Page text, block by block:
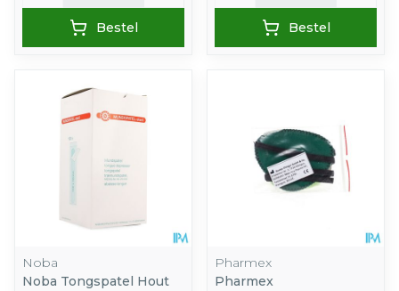
Bestel Bestel
Noba
Noba Tongspatel Hout
Pharmex
Pharmex